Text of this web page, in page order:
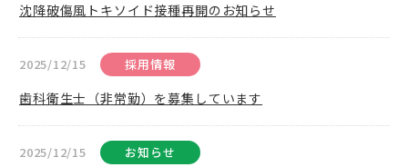
沈降破傷風トキソイド接種再開のお知らせ
2025/12/15 採用情報
歯科衛生士（非常勤）を募集しています
2025/12/15 お知らせ